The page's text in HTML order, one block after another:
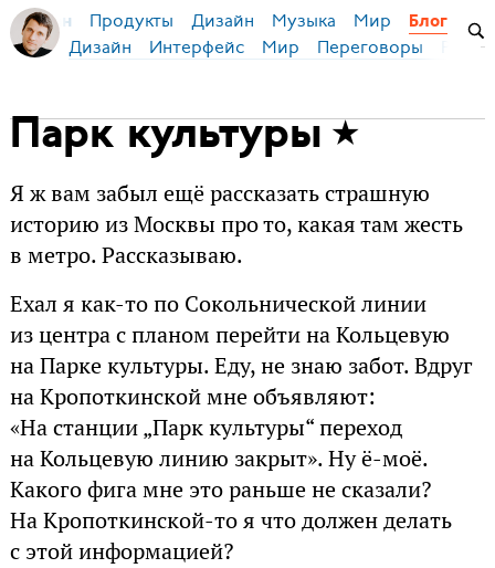
Бирман Продукты Дизайн Музыка Мир Блог
Дизайн Интерфейс Мир Переговоры
Парк культуры
Я ж вам забыл ещё рассказать страшную
историю из Москвы про то, какая там жесть
в метро. Рассказываю.
Ехал я как-то по Сокольнической линии
из центра с планом перейти на Кольцевую
на Парке культуры. Еду, не знаю забот. Вдруг
на Кропоткинской мне объявляют:
«На станции „Парк культуры“ переход
на Кольцевую линию закрыт». Ну ё-моё.
Какого фига мне это раньше не сказали?
На Кропоткинской-то я что должен делать
с этой информацией?